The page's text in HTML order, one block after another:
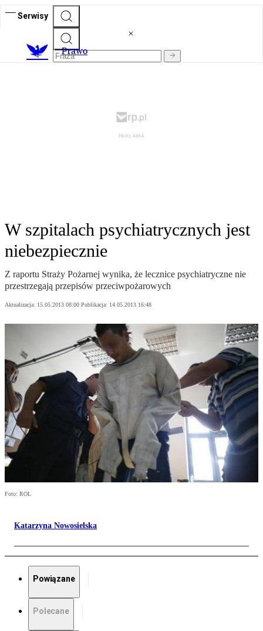
Serwisy
Prawo
W szpitalach psychiatrycznych jest
niebezpiecznie
Z raportu Straży Pożarnej wynika, że lecznice psychiatryczne nie
przestrzegają przepisów przeciwpożarowych
Aktualizacja: 15.05.2013 08:00 Publikacja: 14.05.2013 16:48
Foto: ROL
Katarzyna Nowosielska
Powiązane
Polecane